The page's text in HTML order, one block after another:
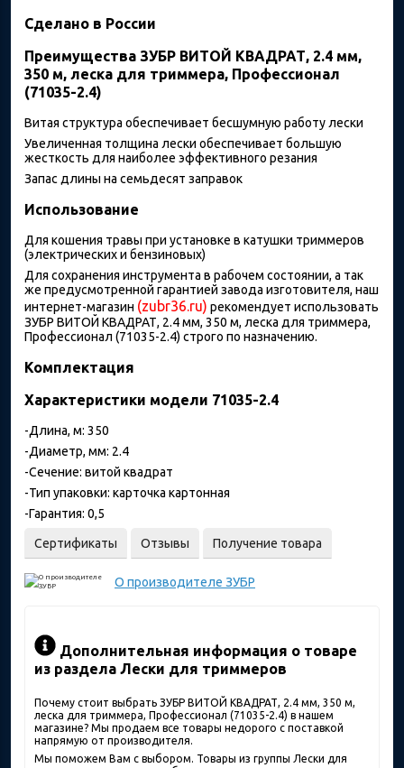
Сделано в России
Преимущества ЗУБР ВИТОЙ КВАДРАТ, 2.4 мм,
350 м, леска для триммера, Профессионал
(71035-2.4)
Витая структура обеспечивает бесшумную работу лески
Увеличенная толщина лески обеспечивает большую
жесткость для наиболее эффективного резания
Запас длины на семьдесят заправок
Использование
Для кошения травы при установке в катушки триммеров
(электрических и бензиновых)
Для сохранения инструмента в рабочем состоянии, а так
же предусмотренной гарантией завода изготовителя, наш
интернет-магазин (zubr36.ru) рекомендует использовать
ЗУБР ВИТОЙ КВАДРАТ, 2.4 мм, 350 м, леска для триммера,
Профессионал (71035-2.4) строго по назначению.
Комплектация
Характеристики модели 71035-2.4
-Длина, м: 350
-Диаметр, мм: 2.4
-Сечение: витой квадрат
-Тип упаковки: карточка картонная
-Гарантия: 0,5
Сертификаты Отзывы Получение товара
О производителе ЗУБР
Дополнительная информация о товаре
из раздела Лески для триммеров
Почему стоит выбрать ЗУБР ВИТОЙ КВАДРАТ, 2.4 мм, 350 м,
леска для триммера, Профессионал (71035-2.4) в нашем
магазине? Мы продаем все товары недорого с поставкой
напрямую от производителя.
Мы поможем Вам с выбором. Товары из группы Лески для